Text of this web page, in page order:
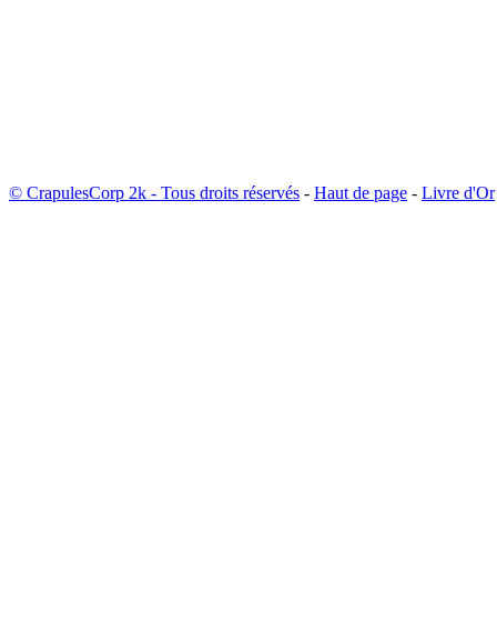
© CrapulesCorp 2k - Tous droits réservés - Haut de page - Livre d'Or